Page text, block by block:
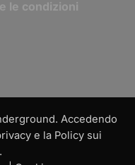
le condizioni
Accedendo
e la Policy sui